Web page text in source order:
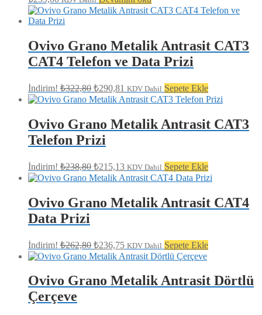
Ovivo Grano Metalik Antrasit CAT3
CAT4 Telefon ve Data Prizi
İndirim! ₺322,80 Orijinal
fiyat:
₺290,81 Şu
andaki
fiyat:
₺290,81.
KDV Dahil Sepete Ekle
Ovivo Grano Metalik Antrasit CAT3
Telefon Prizi
İndirim! ₺238,80 Orijinal
fiyat:
₺215,13 Şu
andaki
fiyat:
₺215,13.
KDV Dahil Sepete Ekle
Ovivo Grano Metalik Antrasit CAT4
Data Prizi
İndirim! ₺262,80 Orijinal
fiyat:
₺236,75 Şu
andaki
fiyat:
₺236,75.
KDV Dahil Sepete Ekle
Ovivo Grano Metalik Antrasit Dörtlü
Çerçeve